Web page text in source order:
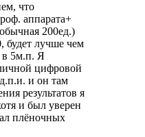
что
аппарата+
200ед.)
будет лучше чем
в 5м.п. Я
цифровой
и он там
результатов я
и был уверен
плёночных